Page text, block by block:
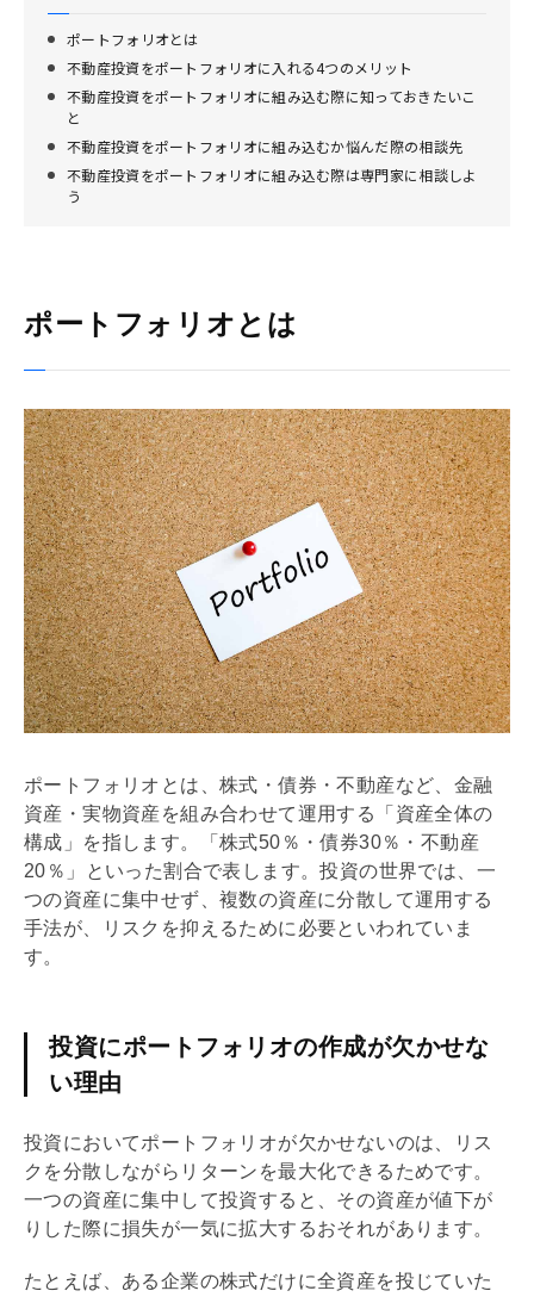
ポートフォリオとは
不動産投資をポートフォリオに入れる4つのメリット
不動産投資をポートフォリオに組み込む際に知っておきたいこ
と
不動産投資をポートフォリオに組み込むか悩んだ際の相談先
不動産投資をポートフォリオに組み込む際は専門家に相談しよ
う
ポートフォリオとは
ポートフォリオとは、株式・債券・不動産など、 金融
資産 ・実物資産 を組み合わせて運用する「資産全体の
構成」を指します。「株式50％・債券30％・不動産
20％」といった割合で表します。投資の世界では、一
つの資産に集中せず、複数の資産に分散して運用する
手法が、リスクを抑えるために必要といわれていま
す。
投資にポートフォリオの作成が欠かせな
い理由
投資においてポートフォリオが欠かせないのは、リス
クを分散しながらリターンを最大化できるためです。
一つの資産に集中して投資すると、その資産が値下が
りした際に損失が一気に拡大するおそれがあります。
たとえば、ある企業の株式だけに全資産を投じていた